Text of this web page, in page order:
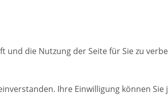
und die Nutzung der Seite für Sie zu
Ihre Einwilligung können